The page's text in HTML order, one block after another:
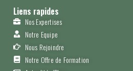
Liens rapides
Nos Expertises
Notre Equipe
Nous Rejoindre
Notre Offre de Formation